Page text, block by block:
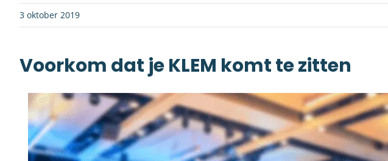
3 oktober 2019
Voorkom dat je KLEM komt te zitten